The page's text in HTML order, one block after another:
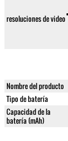
resoluciones de video
Nombre del producto
Tipo de batería
Capacidad de la
batería (mAh)